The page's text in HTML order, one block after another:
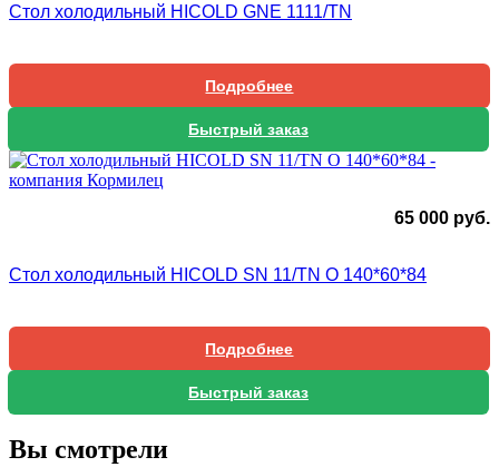
Стол холодильный HICOLD GNE 1111/TN
Подробнее
Быстрый заказ
65 000 руб.
Стол холодильный HICOLD SN 11/TN O 140*60*84
Подробнее
Быстрый заказ
Вы смотрели